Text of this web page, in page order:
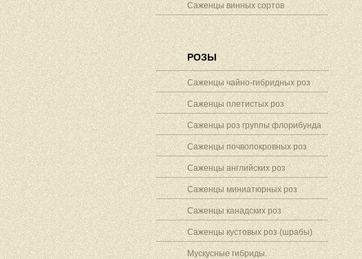
Саженцы винных сортов
РОЗЫ
Саженцы чайно-гибридных роз
Саженцы плетистых роз
Саженцы роз группы флорибунда
Саженцы почвопокровных роз
Саженцы английских роз
Саженцы миниатюрных роз
Саженцы канадских роз
Саженцы кустовых роз (шрабы)
Мускусные гибриды.